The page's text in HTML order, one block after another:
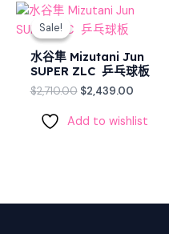
Sale!
Sale!
水谷隼 Mizutani Jun
SUPER ZLC 乒乓球板
$2,710.00
Original
price
was:
$2,710.00.
$2,439.00
Current
Add to wishlist